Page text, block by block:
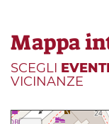
Mappa
SCEGLI
VICINANZE